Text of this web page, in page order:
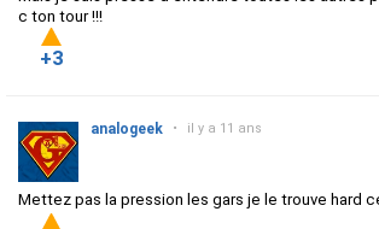
c ton tour !!!
+3
analogeek • il y a 11 ans
Mettez pas la pression les gars je le trouve hard